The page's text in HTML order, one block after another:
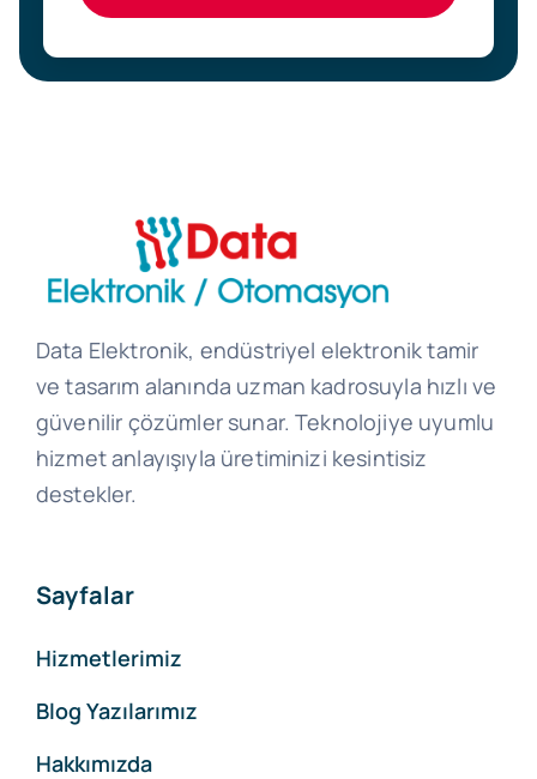
Data Elektronik, endüstriyel elektronik tamir
ve tasarım alanında uzman kadrosuyla hızlı ve
güvenilir çözümler sunar. Teknolojiye uyumlu
hizmet anlayışıyla üretiminizi kesintisiz
destekler.
Sayfalar
Hizmetlerimiz
Blog Yazılarımız
Hakkımızda